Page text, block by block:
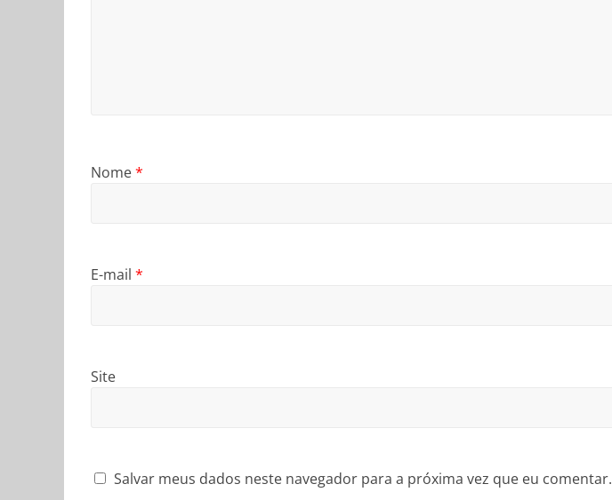
Nome*
E-mail *
Site
Salvar meus dados neste navegador para a próxima vez que eu comentar.